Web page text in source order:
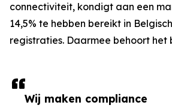
Wij maken compliance
connectiviteit, kondigt aan een
14,5% te hebben bereikt in
registraties. Daarmee behoort